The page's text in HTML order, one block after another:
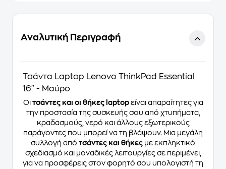
Αναλυτική Περιγραφή
Τσάντα Laptop Lenovo ThinkPad Essential
16" - Μαύρο
Οι τσάντες και οι θήκες laptopείναι απαραίτητες για
την προστασία της συσκευής σου από χτυπήματα,
κραδασμούς, νερό και άλλους εξωτερικούς
παράγοντες που μπορεί να τη βλάψουν. Μια μεγάλη
συλλογή από τσάντες και θήκες με εκπληκτικό
σχεδιασμό και μοναδικές λειτουργίες σε περιμένει,
για να προσφέρεις στον φορητό σου υπολογιστή τη